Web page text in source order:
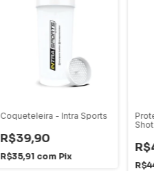
Coqueteleira - Intra Sports
R$39,90
R$35,91 com Pix
Shot